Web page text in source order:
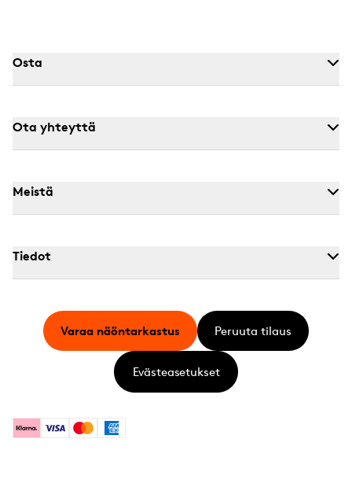
Osta
Ota yhteyttä
Meistä
Tiedot
KlarnaVisa MastercardAmerican Express
Varaa näöntarkastus Peruuta tilaus
Evästeasetukset